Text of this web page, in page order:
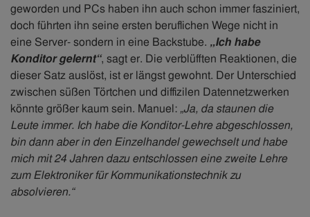
geworden und PCs haben ihn auch schon immer fasziniert,
doch führten ihn seine ersten beruflichen Wege nicht in
eine Server- sondern in eine Backstube. „Ich habe
Konditor gelernt“, sagt er. Die verblüfften Reaktionen, die
dieser Satz auslöst, ist er längst gewohnt. Der Unterschied
zwischen süßen Törtchen und diffizilen Datennetzwerken
könnte größer kaum sein. Manuel: „Ja, da staunen die
Leute immer. Ich habe die Konditor-Lehre abgeschlossen,
bin dann aber in den Einzelhandel gewechselt und habe
mich mit 24 Jahren dazu entschlossen eine zweite Lehre
zum Elektroniker für Kommunikationstechnik zu
absolvieren.“